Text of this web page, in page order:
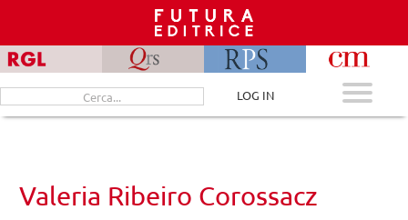
content
Cerca
per:
LOG IN
Valeria Ribeiro Corossacz